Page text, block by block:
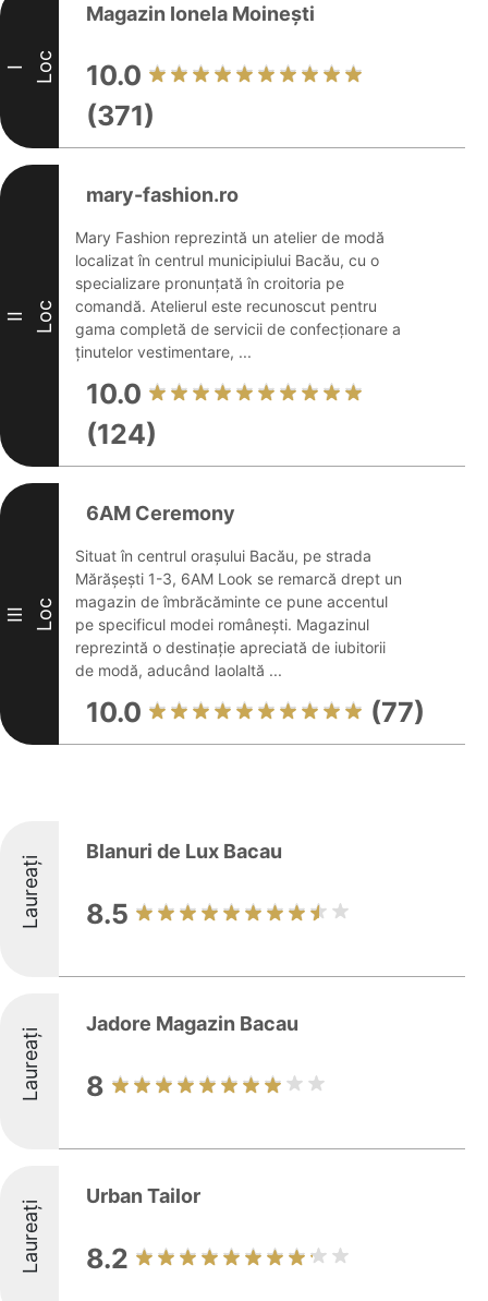
I Loc
Magazin Ionela Moinești
10.0
(371)
II Loc
mary-fashion.ro
Mary Fashion reprezintă un atelier de modă
localizat în centrul municipiului Bacău, cu o
specializare pronunțată în croitoria pe
comandă. Atelierul este recunoscut pentru
gama completă de servicii de confecționare a
ținutelor vestimentare, ...
10.0
(124)
III Loc
6AM Ceremony
Situat în centrul orașului Bacău, pe strada
Mărășești 1-3, 6AM Look se remarcă drept un
magazin de îmbrăcăminte ce pune accentul
pe specificul modei românești. Magazinul
reprezintă o destinație apreciată de iubitorii
de modă, aducând laolaltă ...
10.0 (77)
Laureați
Blanuri de Lux Bacau
8.5
Laureați
Jadore Magazin Bacau
8
Laureați
Urban Tailor
8.2